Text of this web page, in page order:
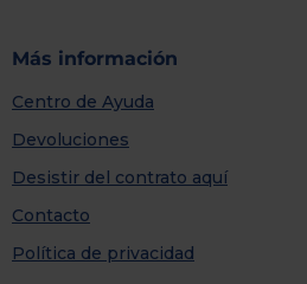
Más información
Centro de Ayuda
Devoluciones
Desistir del contrato aquí
Contacto
Política de privacidad